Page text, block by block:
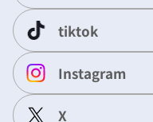
tiktok
Instagram
X